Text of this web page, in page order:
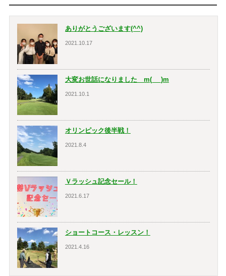
ありがとうございます(^^)
2021.10.17
大変お世話になりました m(_ _)m
2021.10.1
オリンピック後半戦！
2021.8.4
Ｖラッシュ記念セール！
2021.6.17
ショートコース・レッスン！
2021.4.16